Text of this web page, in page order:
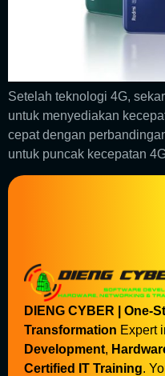
Setelah teknologi 4G,
untuk menyediakan
cepat dengan
untuk puncak kecepatan
DIENG CYBER | One-
Transformation Expert
Development,
Certified IT Training.